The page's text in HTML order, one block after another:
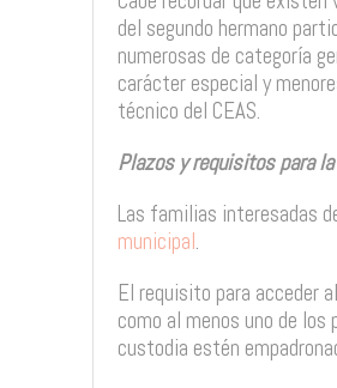
del segundo hermano
numerosas de categoría
carácter especial y
técnico del CEAS.
Plazos y requisitos para
Las familias interesadas
municipal.
El requisito para acceder
como al menos uno de
custodia estén